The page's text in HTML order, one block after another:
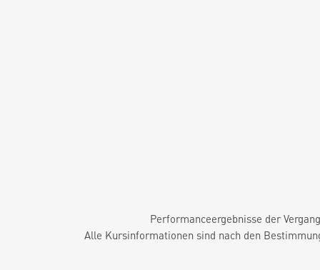
Performanceergebnisse der
Alle Kursinformationen sind nach den